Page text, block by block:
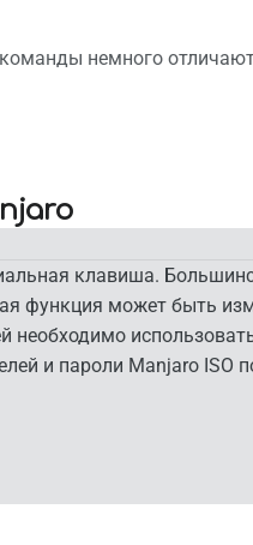
немного
клавиша.
функция может быть
необходимо
и пароли Manjaro ISO